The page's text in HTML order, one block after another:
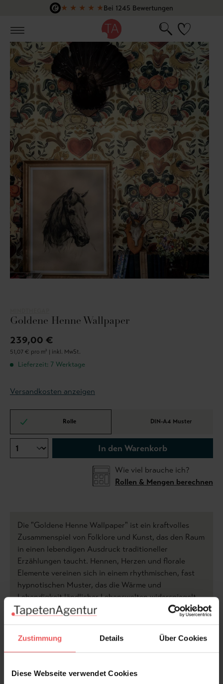
Zustimmung Details Über Cookies
Diese Webseite verwendet Cookies
Zum Hauptinhalt springen
★ ★ ★ ★ ★Bei 1245 Bewertungen
Goldene Henne Wallpaper
239,00 €
51,07 € pro m² | inkl. MwSt.
Lieferzeit: 7 Werktage
Versandkosten anzeigen
Rolle DIN-A4 Muster
In den Warenkorb
Wie viel brauche ich?
Rollen & Mengen berechnen
Die "Goldene Henne Wallpaper" ist ein kraftvolles
Zusammenspiel von Folklore und Kunst, das den Raum
in einen lebendigen Ausdruck traditioneller
Erzählungen taucht. Hennen, Herzen und florale
Elemente vereinen sich in einem rhythmischen, fast
hypnotischen Muster, das die Wärme und
Lebendigkeit ländlicher Lebenswelten widerspiegelt.
Die Farbpalette – mit goldenen Akzenten, sattem Rot
Bühne für Geschichten, die von Tradition und